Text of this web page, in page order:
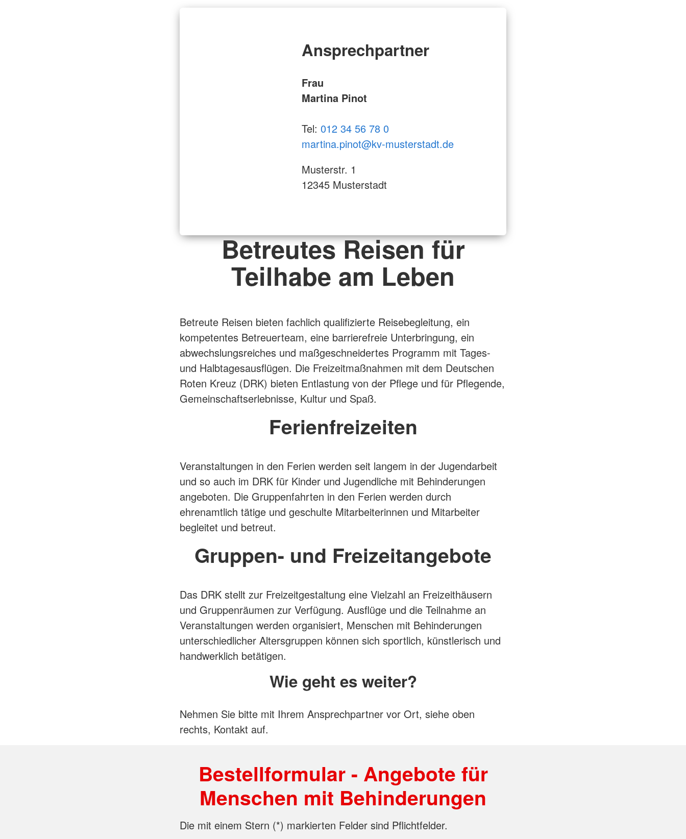
Ansprechpartner
Frau
Martina Pinot
Tel: 012 34 56 78 0
martina.pinot@kv-musterstadt.de
Musterstr. 1
12345 Musterstadt
Betreutes Reisen für
Teilhabe am Leben
Betreute Reisen bieten fachlich qualifizierte Reisebegleitung, ein
kompetentes Betreuerteam, eine barrierefreie Unterbringung, ein
abwechslungsreiches und maßgeschneidertes Programm mit Tages-
und Halbtagesausflügen. Die Freizeitmaßnahmen mit dem Deutschen
Roten Kreuz (DRK) bieten Entlastung von der Pflege und für Pflegende,
Gemeinschaftserlebnisse, Kultur und Spaß.
Ferienfreizeiten
Veranstaltungen in den Ferien werden seit langem in der Jugendarbeit
und so auch im DRK für Kinder und Jugendliche mit Behinderungen
angeboten. Die Gruppenfahrten in den Ferien werden durch
ehrenamtlich tätige und geschulte Mitarbeiterinnen und Mitarbeiter
begleitet und betreut.
Gruppen- und Freizeitangebote
Das DRK stellt zur Freizeitgestaltung eine Vielzahl an Freizeithäusern
und Gruppenräumen zur Verfügung. Ausflüge und die Teilnahme an
Veranstaltungen werden organisiert, Menschen mit Behinderungen
unterschiedlicher Altersgruppen können sich sportlich, künstlerisch und
handwerklich betätigen.
Wie geht es weiter?
Nehmen Sie bitte mit Ihrem Ansprechpartner vor Ort, siehe oben
rechts, Kontakt auf.
Bestellformular - Angebote für
Menschen mit Behinderungen
Die mit einem Stern (*) markierten Felder sind Pflichtfelder.